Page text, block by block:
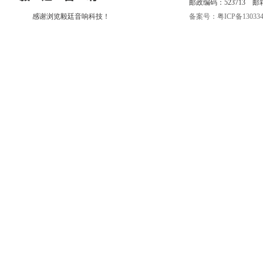
感谢浏览毅廷音响科技！
邮政编码：523713 邮
备案号：粤ICP备